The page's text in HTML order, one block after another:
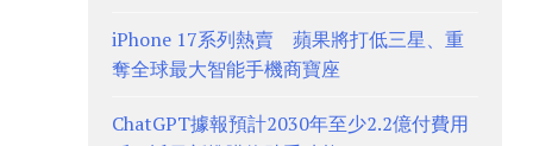
iPhone 17系列熱賣 蘋果將打低三星、重
奪全球最大智能手機商寶座
ChatGPT據報預計2030年至少2.2億付費用